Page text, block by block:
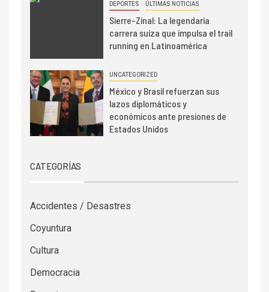
DEPORTES ÚLTIMAS NOTICIAS
Sierre-Zinal: La legendaria
carrera suiza que impulsa el trail
running en Latinoamérica
UNCATEGORIZED
México y Brasil refuerzan sus
lazos diplomáticos y
económicos ante presiones de
Estados Unidos
CATEGORÍAS
Accidentes / Desastres
Coyuntura
Cultura
Democracia